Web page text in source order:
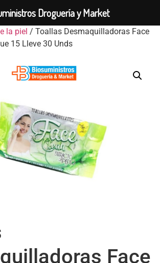
la piel / Toallas Desmaquilladoras Face
15 Lleve 30 Unds
Face
Droguería y Market